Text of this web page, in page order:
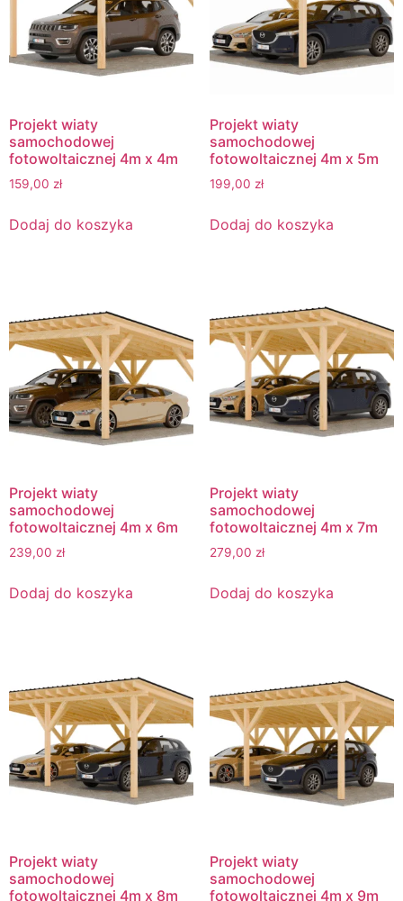
Projekt wiaty
samochodowej
fotowoltaicznej 4m x 4m
159,00 zł
Dodaj do koszyka
Projekt wiaty
samochodowej
fotowoltaicznej 4m x 5m
199,00 zł
Dodaj do koszyka
Projekt wiaty
samochodowej
fotowoltaicznej 4m x 6m
239,00 zł
Dodaj do koszyka
Projekt wiaty
samochodowej
fotowoltaicznej 4m x 7m
279,00 zł
Dodaj do koszyka
Projekt wiaty
samochodowej
fotowoltaicznej 4m x 8m
Projekt wiaty
samochodowej
fotowoltaicznej 4m x 9m